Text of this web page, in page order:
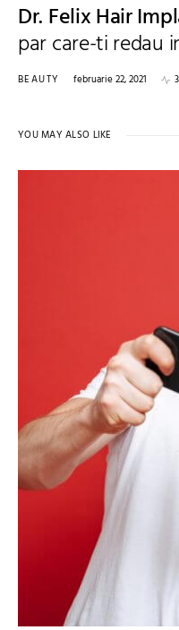
Dr. Felix Hair
par care-ti redau
BEAUTY februarie 22, 2021
YOU MAY ALSO LIKE